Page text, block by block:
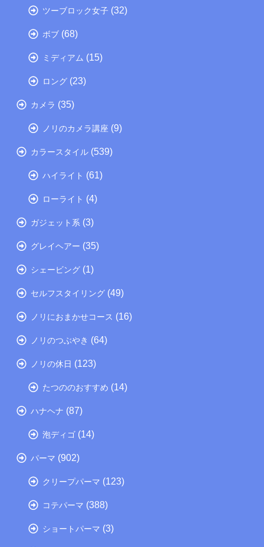
ツーブロック女子 (32)
ボブ (68)
ミディアム (15)
ロング (23)
カメラ (35)
ノリのカメラ講座 (9)
カラースタイル (539)
ハイライト (61)
ローライト (4)
ガジェット系 (3)
グレイヘアー (35)
シェービング (1)
セルフスタイリング (49)
ノリにおまかせコース (16)
ノリのつぶやき (64)
ノリの休日 (123)
たつののおすすめ (14)
ハナヘナ (87)
泡ディゴ (14)
パーマ (902)
クリープパーマ (123)
コテパーマ (388)
ショートパーマ (3)